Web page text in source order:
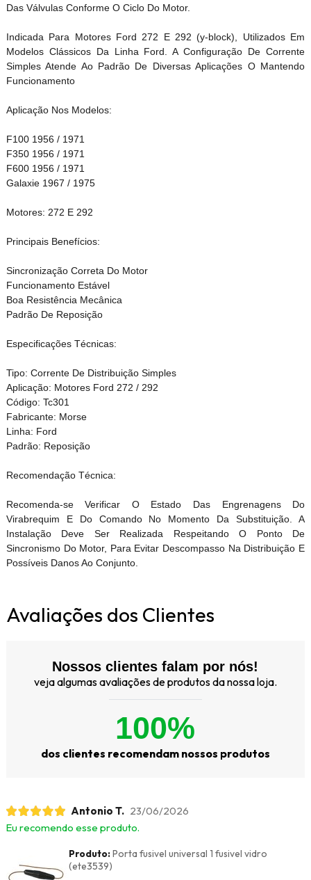
Das Válvulas Conforme O Ciclo Do Motor.
Indicada Para Motores Ford 272 E 292 (y-block), Utilizados Em
Modelos Clássicos Da Linha Ford. A Configuração De Corrente
Simples Atende Ao Padrão De Diversas Aplicações O Mantendo
Funcionamento
Aplicação Nos Modelos:
F100 1956 / 1971
F350 1956 / 1971
F600 1956 / 1971
Galaxie 1967 / 1975
Motores: 272 E 292
Principais Benefícios:
Sincronização Correta Do Motor
Funcionamento Estável
Boa Resistência Mecânica
Padrão De Reposição
Especificações Técnicas:
Tipo: Corrente De Distribuição Simples
Aplicação: Motores Ford 272 / 292
Código: Tc301
Fabricante: Morse
Linha: Ford
Padrão: Reposição
Recomendação Técnica:
Recomenda-se Verificar O Estado Das Engrenagens Do
Virabrequim E Do Comando No Momento Da Substituição. A
Instalação Deve Ser Realizada Respeitando O Ponto De
Sincronismo Do Motor, Para Evitar Descompasso Na Distribuição E
Possíveis Danos Ao Conjunto.
Avaliações dos Clientes
Nossos clientes falam por nós!
veja algumas avaliações de produtos da nossa loja.
100%
dos clientes recomendam nossos produtos
Antonio T. 23/06/2026
Eu recomendo esse produto.
Produto:Porta fusivel universal 1 fusivel vidro
(ete3539)